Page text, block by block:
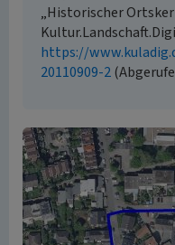
„Historischer
https://
20110909-2